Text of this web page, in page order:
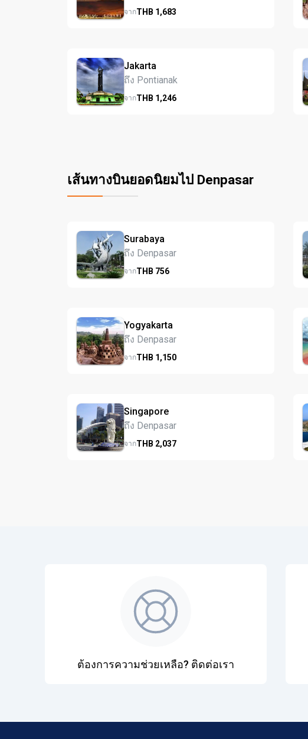
จากTHB 1,683
Jakarta
ถึง Pontianak
จากTHB 1,246
เส้นทางบินยอดนิยมไป Denpasar
Surabaya
ถึง Denpasar
จากTHB 756
Yogyakarta
ถึง Denpasar
จากTHB 1,150
Singapore
ถึง Denpasar
จากTHB 2,037
ต้องการความช่วยเหลือ? ติดต่อเรา